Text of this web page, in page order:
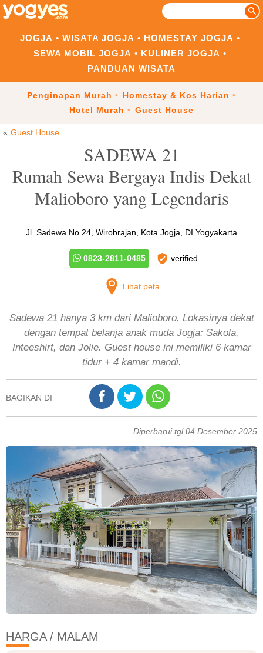
JOGJA WISATA JOGJA
HOMESTAY JOGJA
SEWA MOBIL JOGJA
KULINER JOGJA
PANDUAN WISATA
Penginapan Murah
Homestay & Kos Harian
Hotel Murah
Guest House
Guest House
SADEWA 21
Rumah Sewa Bergaya Indis Dekat
Malioboro yang Legendaris
Jl. Sadewa No.24, Wirobrajan, Kota Jogja, DI Yogyakarta
0823-2811-0485 verified
Lihat peta
Sadewa 21 hanya 3 km dari Malioboro. Lokasinya dekat
dengan tempat belanja anak muda Jogja: Sakola,
Inteeshirt, dan Jolie. Guest house ini memiliki 6 kamar
tidur + 4 kamar mandi.
BAGIKAN DI
Diperbarui tgl 04 Desember 2025
HARGA / MALAM